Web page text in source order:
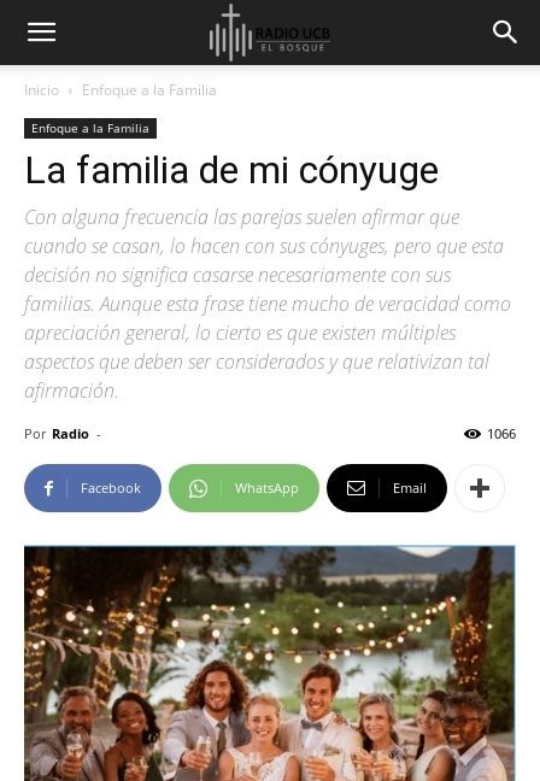
Inicio Enfoque a la Familia
Enfoque a la Familia
La familia de mi cónyuge
Con alguna frecuencia las parejas suelen afirmar que
cuando se casan, lo hacen con sus cónyuges, pero que esta
decisión no significa casarse necesariamente con sus
familias. Aunque esta frase tiene mucho de veracidad como
apreciación general, lo cierto es que existen múltiples
aspectos que deben ser considerados y que relativizan tal
afirmación.
Por Radio - 1066
Facebook WhatsApp Email